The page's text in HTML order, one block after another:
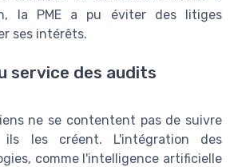
la PME a pu éviter des litiges
ses intérêts.
service des audits
ne se contentent pas de suivre
les créent. L'intégration des
comme l'intelligence artificielle